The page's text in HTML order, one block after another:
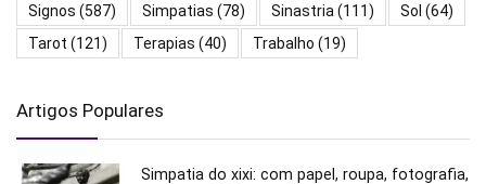
Signos (587) Simpatias (78) Sinastria (111) Sol (64)
Tarot (121) Terapias (40) Trabalho (19)
Artigos Populares
Simpatia do xixi: com papel, roupa, fotografia,